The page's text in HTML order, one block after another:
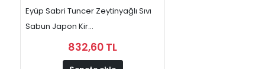
Eyüp Sabri Tuncer Zeytinyağlı Sıvı
Sabun Japon Kir...
832,60 TL